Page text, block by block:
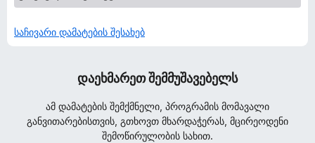
საჩივარი დამატების შესახებ
დაეხმარეთ შემმუშავებელს
ამ დამატების შემქმნელი, პროგრამის მომავალი
განვითარებისთვის, გთხოვთ მხარდაჭერას, მცირეოდენი
შემოწირულობის სახით.